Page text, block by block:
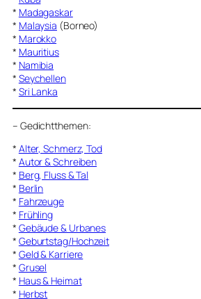
* Madagaskar
* Malaysia (Borneo)
* Marokko
* Mauritius
* Namibia
* Seychellen
* Sri Lanka
– Gedichtthemen:
* Alter, Schmerz, Tod
* Autor & Schreiben
* Berg, Fluss & Tal
* Berlin
* Fahrzeuge
* Frühling
* Gebäude & Urbanes
* Geburtstag/Hochzeit
* Geld & Karriere
* Grusel
* Haus & Heimat
* Herbst